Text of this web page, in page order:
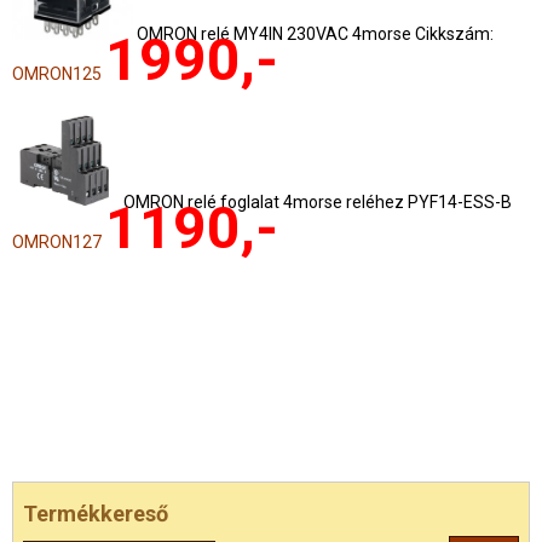
OMRON relé MY4IN 230VAC 4morse Cikkszám:
OMRON125 1990,-
OMRON relé foglalat 4morse reléhez PYF14-ESS-B
OMRON127 1190,-
Termékkereső